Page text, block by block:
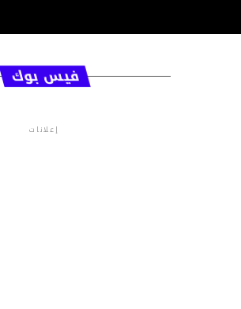
فيس بوك
إعلانات